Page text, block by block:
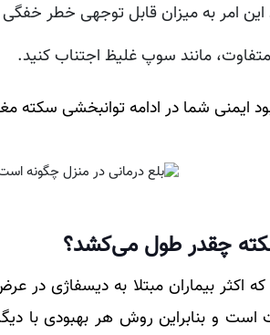
این امر به میزان قابل توجهی خطر
متفاوت، مانند سوپ غلیظ اجتناب کنید.
ایمنی شما در ادامه توانبخشی سکته
چقدر طول می‌کشد؟
بیماران مبتلا به دیسفاژی در
و بنابراین روش هر بهبودی با